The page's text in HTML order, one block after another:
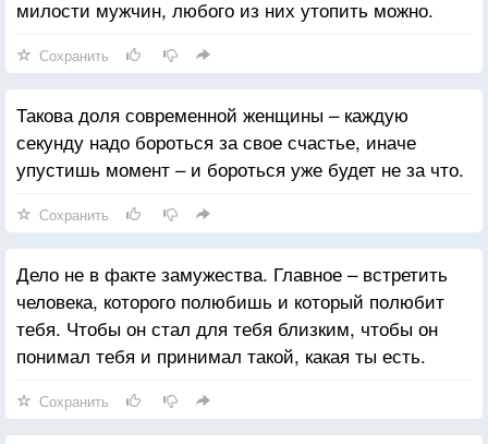
милости мужчин, любого из них утопить можно.
Сохранить
Такова доля современной женщины – каждую
секунду надо бороться за свое счастье, иначе
упустишь момент – и бороться уже будет не за что.
Сохранить
Дело не в факте замужества. Главное – встретить
человека, которого полюбишь и который полюбит
тебя. Чтобы он стал для тебя близким, чтобы он
понимал тебя и принимал такой, какая ты есть.
Сохранить